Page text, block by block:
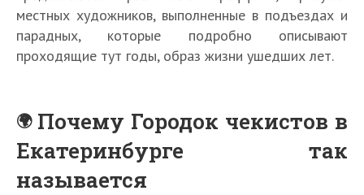
местных художников, выполненные в подъездах и
парадных, которые подробно описывают
проходящие тут годы, образ жизни ушедших лет.
Почему Городок чекистов в
Екатеринбурге так
называется